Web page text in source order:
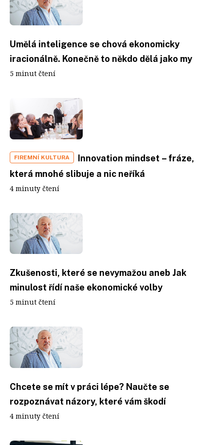
Umělá inteligence se chová ekonomicky
iracionálně. Konečně to někdo dělá jako my
5 minut čtení
FIREMNÍ KULTURA
Innovation mindset – fráze,
která mnohé slibuje a nic neříká
4 minuty čtení
Zkušenosti, které se nevymažou aneb Jak
minulost řídí naše ekonomické volby
5 minut čtení
Chcete se mít v práci lépe? Naučte se
rozpoznávat názory, které vám škodí
4 minuty čtení